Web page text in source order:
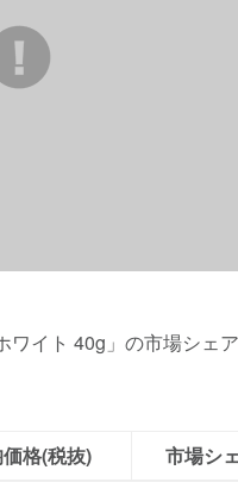
ワイト 40g」の市場シェ
格(税抜) 市場シ